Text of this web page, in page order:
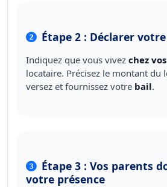
Étape 2 : Déclarer
Indiquez que vous vivez chez
locataire. Précisez le montant du
versez et fournissez votre bail.
Étape 3 : Vos parents
votre présence